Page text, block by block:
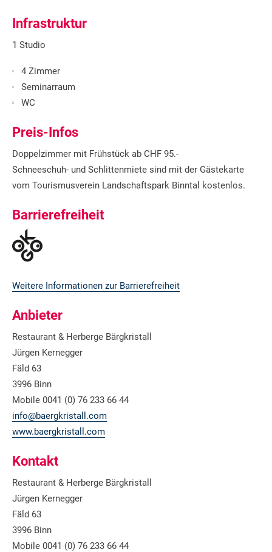
Infrastruktur
1 Studio
4 Zimmer
Seminarraum
WC
Preis-Infos
Doppelzimmer mit Frühstück ab CHF 95.-
Schneeschuh- und Schlittenmiete sind mit der Gästekarte
vom Tourismusverein Landschaftspark Binntal kostenlos.
Barrierefreiheit
Weitere Informationen zur Barrierefreiheit
Anbieter
Restaurant & Herberge Bärgkristall
Jürgen Kernegger
Fäld 63
3996 Binn
Mobile 0041 (0) 76 233 66 44
info@baergkristall.com
www.baergkristall.com
Kontakt
Restaurant & Herberge Bärgkristall
Jürgen Kernegger
Fäld 63
3996 Binn
Mobile 0041 (0) 76 233 66 44